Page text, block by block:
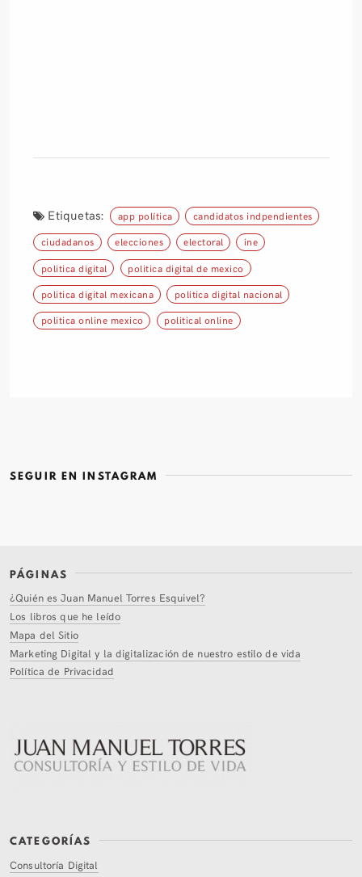
Etiquetas: app política
candidatos indpendientes
ciudadanos
elecciones electoral
ine
politica digital
politica digital de mexico
politica digital mexicana
politica digital nacional
politica online mexico
political online
SEGUIR EN INSTAGRAM
PÁGINAS
¿Quién es Juan Manuel Torres Esquivel?
Los libros que he leído
Mapa del Sitio
Marketing Digital y la digitalización de nuestro estilo de vida
Política de Privacidad
CATEGORÍAS
Consultoría Digital